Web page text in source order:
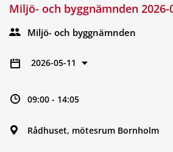
Miljö- och byggnämnden 2026-
Miljö- och byggnämnden
2026-05-11
09:00 - 14:05
Rådhuset, mötesrum Bornholm